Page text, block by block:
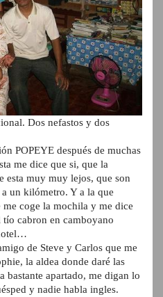
Dos nefastos y dos
POPEYE después de muchas
me dice que si, que la
esta muy muy lejos, que son
un kilómetro. Y a la que
coge la mochila y me dice
cabron en camboyano
de Steve y Carlos que me
la aldea donde daré las
bastante apartado, me digan lo
y nadie habla ingles.